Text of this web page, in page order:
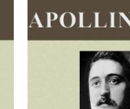
AJOUTER AU
DÉTAILS